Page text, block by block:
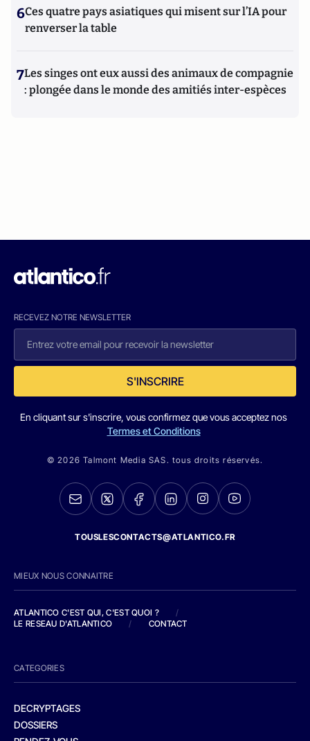
6Ces quatre pays asiatiques qui misent sur l’IA pour
renverser la table
7Les singes ont eux aussi des animaux de compagnie
: plongée dans le monde des amitiés inter-espèces
RECEVEZ NOTRE NEWSLETTER
S'INSCRIRE
En cliquant sur s'inscrire, vous confirmez que vous acceptez nos
Termes et Conditions
© 2026 Talmont Media SAS. tous droits réservés.
TOUSLESCONTACTS@ATLANTICO.FR
MIEUX NOUS CONNAITRE
ATLANTICO C'EST QUI, C'EST QUOI ?
/
LE RESEAU D'ATLANTICO
/ CONTACT
CATEGORIES
DECRYPTAGES
DOSSIERS